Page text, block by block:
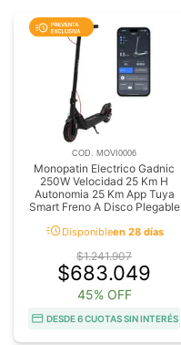
COD. MOVI0006
Monopatin Electrico Gadnic
250W Velocidad 25 Km H
Autonomia 25 Km App Tuya
Smart Freno A Disco Plegable
acuteDisponibleen 28 días
$1.241.907
$683.049
45% OFF
DESDE 6 CUOTAS SIN INTERÉS